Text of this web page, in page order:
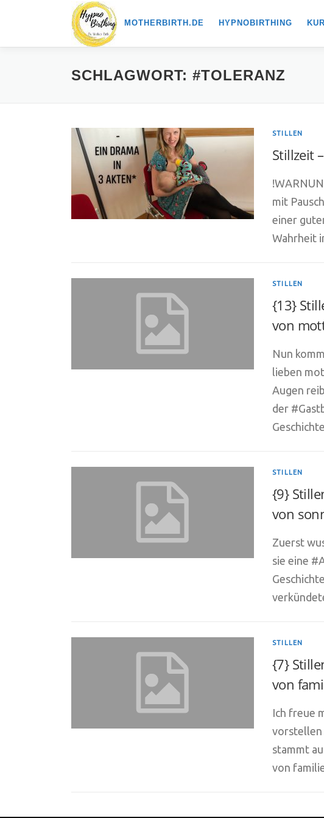
springen
MOTHERBIRTH.DE HYPNOBIRTHING
SCHLAGWORT: #TOLERANZ
STILLEN
Stillzeit
mit
einer
Wahrheit
STILLEN
{13}
von
Nun
lieben
Augen
der
STILLEN
{9}
von
Zuerst
sie eine
STILLEN
{7}
von
Ich freue
vorstellen
stammt
von